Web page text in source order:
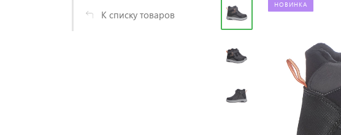
К списку товаров
НОВИНКА